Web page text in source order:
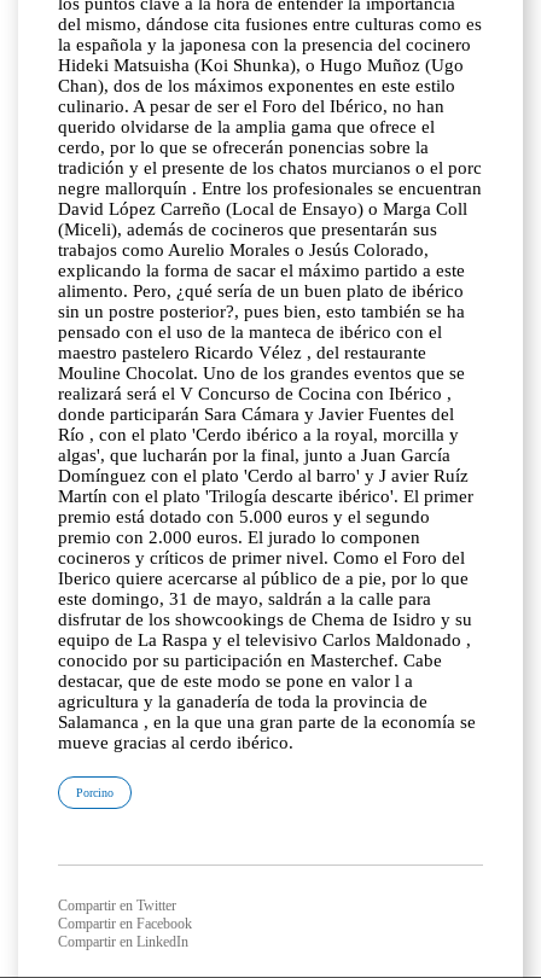
del mismo, dándose cita fusiones entre culturas como es
la española y la japonesa con la presencia del cocinero
Hideki Matsuisha (Koi Shunka), o Hugo Muñoz (Ugo
Chan), dos de los máximos exponentes en este estilo
culinario. A pesar de ser el Foro del Ibérico, no han
querido olvidarse de la amplia gama que ofrece el
cerdo, por lo que se ofrecerán ponencias sobre la
tradición y el presente de los chatos murcianos o el porc
negre mallorquín . Entre los profesionales se encuentran
David López Carreño (Local de Ensayo) o Marga Coll
(Miceli), además de cocineros que presentarán sus
trabajos como Aurelio Morales o Jesús Colorado,
explicando la forma de sacar el máximo partido a este
alimento. Pero, ¿qué sería de un buen plato de ibérico
sin un postre posterior?, pues bien, esto también se ha
pensado con el uso de la manteca de ibérico con el
maestro pastelero Ricardo Vélez , del restaurante
Mouline Chocolat. Uno de los grandes eventos que se
realizará será el V Concurso de Cocina con Ibérico ,
donde participarán Sara Cámara y Javier Fuentes del
Río , con el plato 'Cerdo ibérico a la royal, morcilla y
algas', que lucharán por la final, junto a Juan García
Domínguez con el plato 'Cerdo al barro' y J avier Ruíz
Martín con el plato 'Trilogía descarte ibérico'. El primer
premio está dotado con 5.000 euros y el segundo
premio con 2.000 euros. El jurado lo componen
cocineros y críticos de primer nivel. Como el Foro del
Iberico quiere acercarse al público de a pie, por lo que
este domingo, 31 de mayo, saldrán a la calle para
disfrutar de los showcookings de Chema de Isidro y su
equipo de La Raspa y el televisivo Carlos Maldonado ,
conocido por su participación en Masterchef. Cabe
destacar, que de este modo se pone en valor l a
agricultura y la ganadería de toda la provincia de
Salamanca , en la que una gran parte de la economía se
mueve gracias al cerdo ibérico.
Porcino
Compartir en Twitter
Compartir en Facebook
Compartir en LinkedIn